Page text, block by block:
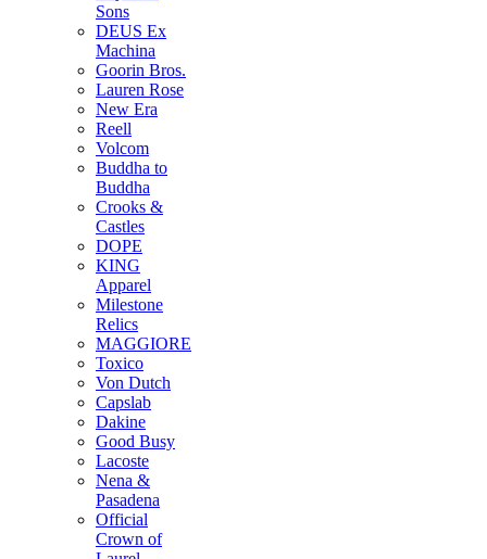
Sons
DEUS Ex
Machina
Goorin Bros.
Lauren Rose
New Era
Reell
Volcom
Buddha to
Buddha
Crooks &
Castles
DOPE
KING
Apparel
Milestone
Relics
MAGGIORE
Toxico
Von Dutch
Capslab
Dakine
Good Busy
Lacoste
Nena &
Pasadena
Official
Crown of